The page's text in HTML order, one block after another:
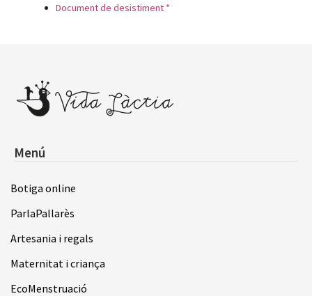
Document de desistiment *
Menú
Botiga online
ParlaPallarès
Artesania i regals
Maternitat i criança
EcoMenstruació